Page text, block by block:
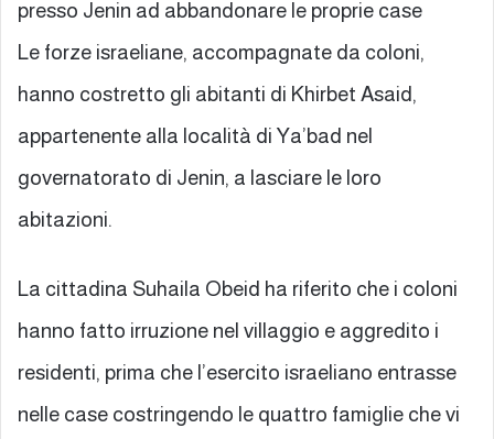
presso Jenin ad abbandonare le proprie case
Le forze israeliane, accompagnate da coloni,
hanno costretto gli abitanti di Khirbet Asaid,
appartenente alla località di Ya’bad nel
governatorato di Jenin, a lasciare le loro
abitazioni.
La cittadina Suhaila Obeid ha riferito che i coloni
hanno fatto irruzione nel villaggio e aggredito i
residenti, prima che l’esercito israeliano entrasse
nelle case costringendo le quattro famiglie che vi